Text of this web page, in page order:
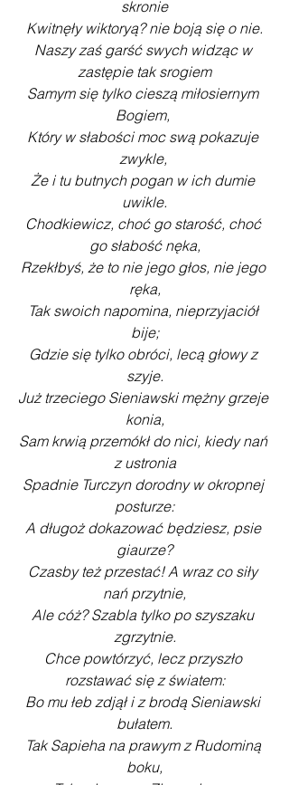
skronie
Kwitnęły wiktoryą? nie boją się o nie.
Naszy zaś garść swych widząc w
zastępie tak srogiem
Samym się tylko cieszą miłosiernym
Bogiem,
Który w słabości moc swą pokazuje
zwykle,
Że i tu butnych pogan w ich dumie
uwikle.
Chodkiewicz, choć go starość, choć
go słabość nęka,
Rzekłbyś, że to nie jego głos, nie jego
ręka,
Tak swoich napomina, nieprzyjaciół
bije;
Gdzie się tylko obróci, lecą głowy z
szyje.
Już trzeciego Sieniawski mężny grzeje
konia,
Sam krwią przemókł do nici, kiedy nań
z ustronia
Spadnie Turczyn dorodny w okropnej
posturze:
A długoż dokazować będziesz, psie
giaurze?
Czasby też przestać! A wraz co siły
nań przytnie,
Ale cóż? Szabla tylko po szyszaku
zgrzytnie.
Chce powtórzyć, lecz przyszło
rozstawać się z światem:
Bo mu łeb zdjął i z brodą Sieniawski
bułatem.
Tak Sapieha na prawym z Rudominą
boku,